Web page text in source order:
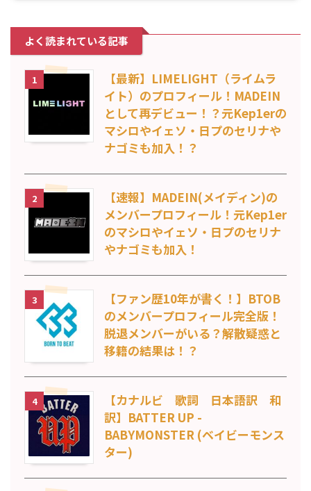
よく読まれている記事
1
【最新】LIMELIGHT（ライムラ
イト）のプロフィール！MADEIN
として再デビュー！？元Kep1erの
マシロやイェソ・日プのセリナや
ナゴミも加入！？
2
【速報】MADEIN(メイディン)の
メンバープロフィール！元Kep1er
のマシロやイェソ・日プのセリナ
やナゴミも加入！
3
【ファン歴10年が書く！】BTOB
のメンバープロフィール完全版！
脱退メンバーがいる？解散疑惑と
移籍の結果は！？
4
【カナルビ 歌詞 日本語訳 和
訳】BATTER UP -
BABYMONSTER (ベイビーモンス
ター)